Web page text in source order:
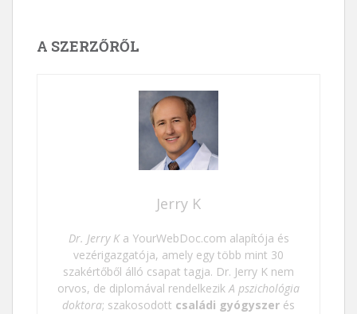
A SZERZŐRŐL
Jerry K
Dr. Jerry Ka YourWebDoc.com alapítója és
vezérigazgatója, amely egy több mint 30
szakértőből álló csapat tagja. Dr. Jerry K nem
orvos, de diplomával rendelkezik A pszichológia
doktora; szakosodott családi gyógyszer és